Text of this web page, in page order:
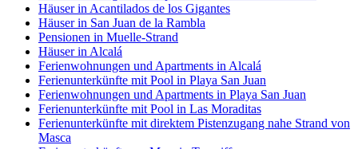
Häuser in Acantilados de los Gigantes
Häuser in San Juan de la Rambla
Pensionen in Muelle-Strand
Häuser in Alcalá
Ferienwohnungen und Apartments in Alcalá
Ferienunterkünfte mit Pool in Playa San Juan
Ferienwohnungen und Apartments in Playa San Juan
Ferienunterkünfte mit Pool in Las Moraditas
Ferienunterkünfte mit direktem Pistenzugang nahe Strand von
Masca